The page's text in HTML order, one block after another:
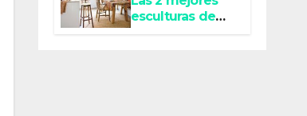
esculturas de
bourgeois